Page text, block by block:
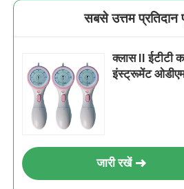
सबसे उत्तम प्रतिदान
क्लास II ईटीटी
इंस्ट्रूमेंट
जारी रखें